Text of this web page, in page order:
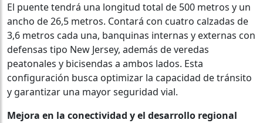
El puente tendrá una longitud total de 500 metros y un
ancho de 26,5 metros. Contará con cuatro calzadas de
3,6 metros cada una, banquinas internas y externas con
defensas tipo New Jersey, además de veredas
peatonales y bicisendas a ambos lados. Esta
configuración busca optimizar la capacidad de tránsito
y garantizar una mayor seguridad vial.
Mejora en la conectividad y el desarrollo regional